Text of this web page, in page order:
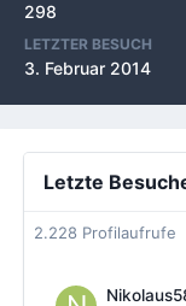
298
LETZTER BESUCH
3. Februar 2014
Letzte
2.228 Profilaufrufe